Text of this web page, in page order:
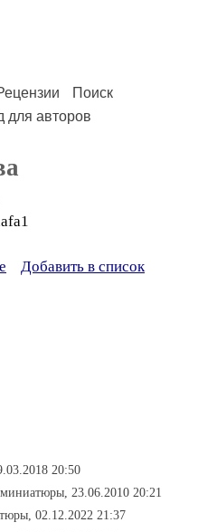
Поиск
для авторов
Добавить в список
20:50
23.06.2010 20:21
02.12.2022 21:37